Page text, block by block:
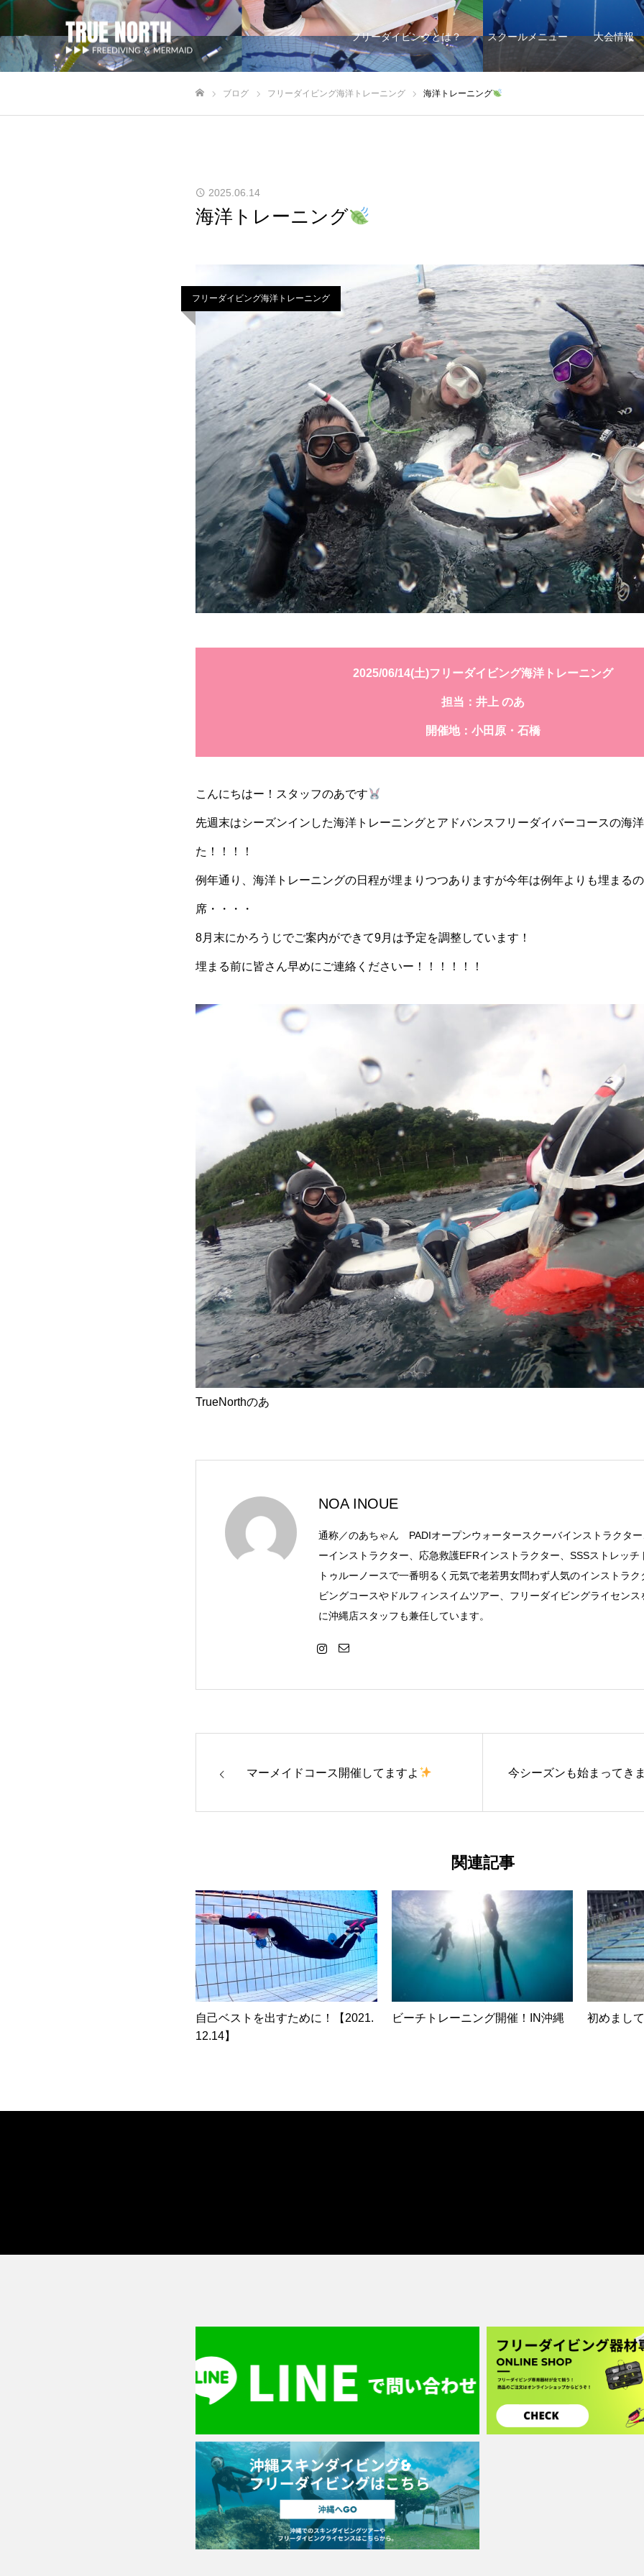
フリーダイビングとは？ スクールメニュー 大会情報
ブログ フリーダイビング海洋トレーニング 海洋トレーニング
2025.06.14
海洋トレーニング
フリーダイビング海洋トレーニング
2025/06/14(土)フリーダイビング海洋トレーニング
担当：井上 のあ
開催地：小田原・石橋
こんにちはー！スタッフのあです
先週末はシーズンインした海洋トレーニングとアドバンスフリーダイバーコースの海
た！！！！
例年通り、海洋トレーニングの日程が埋まりつつありますが今年は例年よりも埋まる
席・・・・
8月末にかろうじでご案内ができて9月は予定を調整しています！
埋まる前に皆さん早めにご連絡くださいー！！！！！！
TrueNorthのあ
NOA INOUE
通称／のあちゃん PADIオープンウォータースクーバインストラクタ
ーインストラクター、応急救護EFRインストラクター、SSSストレッチ
トゥルーノースで一番明るく元気で老若男女問わず人気のインストラ
ビングコースやドルフィンスイムツアー、フリーダイビングライセン
に沖縄店スタッフも兼任しています。
マーメイドコース開催してますよ 今シーズンも始まってき
関連記事
自己ベストを出すために！【2021.
12.14】
ビーチトレーニング開催！IN沖縄 初めまし